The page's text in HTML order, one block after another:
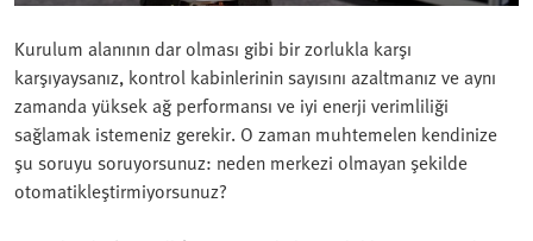
Kurulum alanının dar olması gibi bir zorlukla karşı
karşıyaysanız, kontrol kabinlerinin sayısını azaltmanız ve aynı
zamanda yüksek ağ performansı ve iyi enerji verimliliği
sağlamak istemeniz gerekir. O zaman muhtemelen kendinize
şu soruyu soruyorsunuz: neden merkezi olmayan şekilde
otomatikleştirmiyorsunuz?